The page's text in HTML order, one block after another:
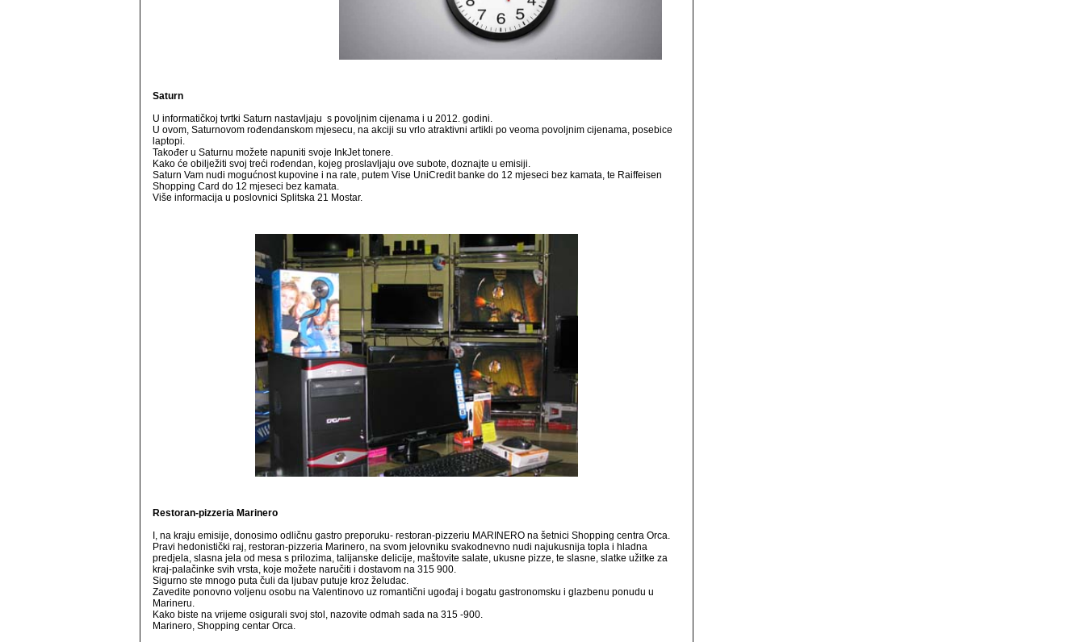
Saturn
U informatičkoj tvrtki Saturn nastavljaju s povoljnim cijenama i u 2012. godini.
U ovom, Saturnovom rođendanskom mjesecu, na akciji su vrlo atraktivni artikli po veoma povoljnim cijenama, posebice
laptopi.
Također u Saturnu možete napuniti svoje InkJet tonere.
Kako će obilježiti svoj treći rođendan, kojeg proslavljaju ove subote, doznajte u emisiji.
Saturn Vam nudi mogućnost kupovine i na rate, putem Vise UniCredit banke do 12 mjeseci bez kamata, te Raiffeisen
Shopping Card do 12 mjeseci bez kamata.
Više informacija u poslovnici Splitska 21 Mostar.
Restoran-pizzeria Marinero
I, na kraju emisije, donosimo odličnu gastro preporuku- restoran-pizzeriu MARINERO na šetnici Shopping centra Orca.
Pravi hedonistički raj, restoran-pizzeria Marinero, na svom jelovniku svakodnevno nudi najukusnija topla i hladna
predjela, slasna jela od mesa s prilozima, talijanske delicije, maštovite salate, ukusne pizze, te slasne, slatke užitke za
kraj-palačinke svih vrsta, koje možete naručiti i dostavom na 315 900.
Sigurno ste mnogo puta čuli da ljubav putuje kroz želudac.
Zavedite ponovno voljenu osobu na Valentinovo uz romantični ugođaj i bogatu gastronomsku i glazbenu ponudu u
Marineru.
Kako biste na vrijeme osigurali svoj stol, nazovite odmah sada na 315 -900.
Marinero, Shopping centar Orca.